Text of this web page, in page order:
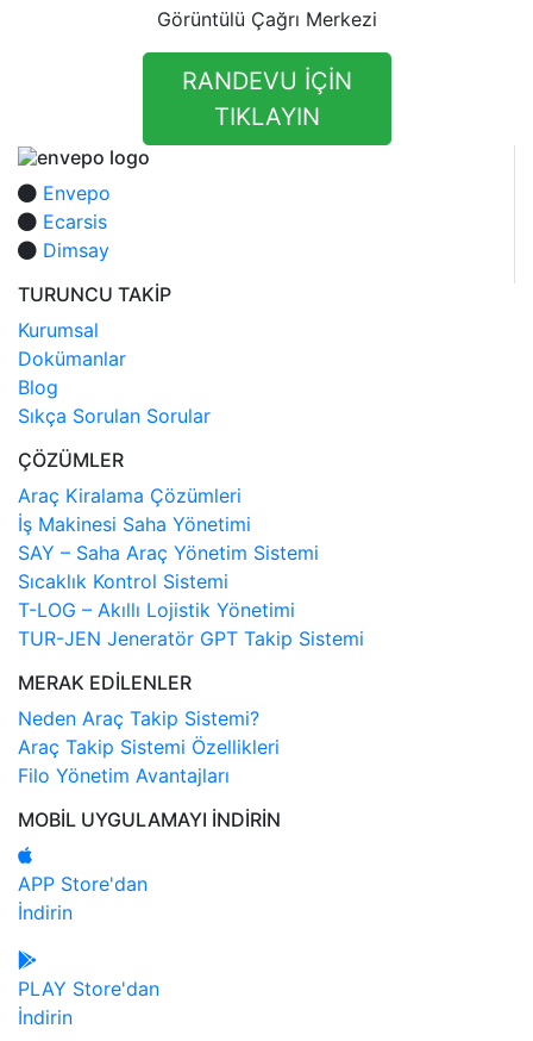
Görüntülü Çağrı Merkezi
RANDEVU İÇİN
TIKLAYIN
Envepo
Ecarsis
Dimsay
TURUNCU TAKİP
Kurumsal
Dokümanlar
Blog
Sıkça Sorulan Sorular
ÇÖZÜMLER
Araç Kiralama Çözümleri
İş Makinesi Saha Yönetimi
SAY – Saha Araç Yönetim Sistemi
Sıcaklık Kontrol Sistemi
T-LOG – Akıllı Lojistik Yönetimi
TUR-JEN Jeneratör GPT Takip Sistemi
MERAK EDİLENLER
Neden Araç Takip Sistemi?
Araç Takip Sistemi Özellikleri
Filo Yönetim Avantajları
MOBİL UYGULAMAYI İNDİRİN
APP Store'dan
İndirin
PLAY Store'dan
İndirin